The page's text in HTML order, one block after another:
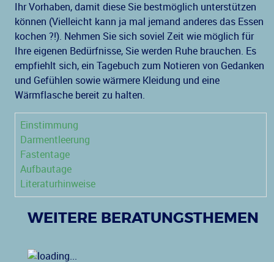
Ihr Vorhaben, damit diese Sie bestmöglich unterstützen
können (Vielleicht kann ja mal jemand anderes das Essen
kochen ?!). Nehmen Sie sich soviel Zeit wie möglich für
Ihre eigenen Bedürfnisse, Sie werden Ruhe brauchen. Es
empfiehlt sich, ein Tagebuch zum Notieren von Gedanken
und Gefühlen sowie wärmere Kleidung und eine
Wärmflasche bereit zu halten.
Einstimmung
Darmentleerung
Fastentage
Aufbautage
Literaturhinweise
WEITERE BERATUNGSTHEMEN